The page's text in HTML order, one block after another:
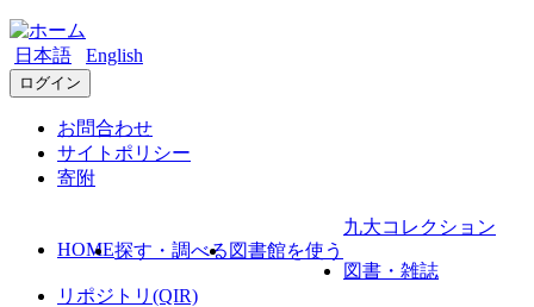
日本語 English
ログイン
お問合わせ
サイトポリシー
寄附
HOME探す・調べる 図書館を使う
九大コレクション
図書・雑誌
リポジトリ(QIR)